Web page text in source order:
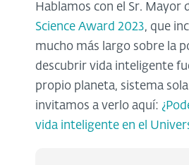
Hablamos con el Sr. Mayor
Science Award 2023, que
mucho más largo sobre la
descubrir vida inteligente
propio planeta, sistema
invitamos a verlo aquí:
vida inteligente en el